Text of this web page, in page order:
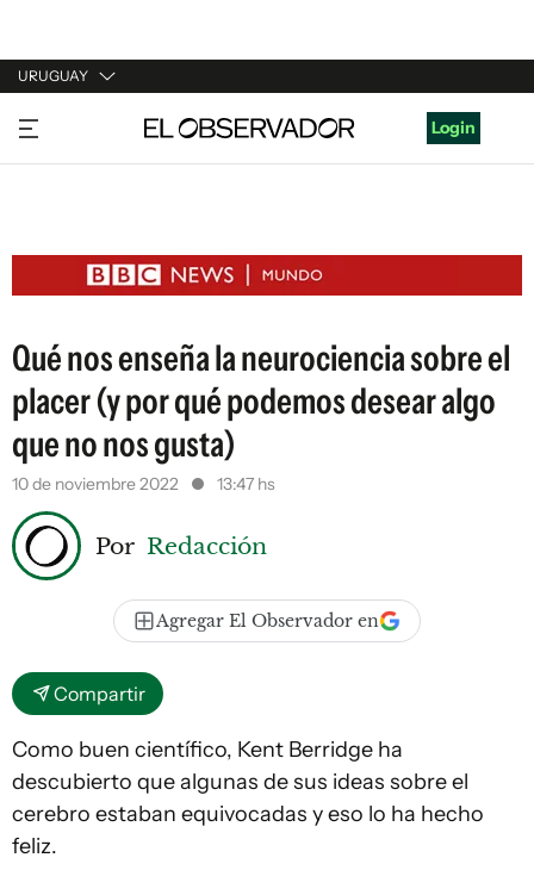
URUGUAY
URUGUAY
ARGENTINA
ESTADOS UNIDOS
Login
Qué nos enseña la neurociencia sobre el
placer (y por qué podemos desear algo
que no nos gusta)
10 de noviembre 2022 13:47 hs
Por Redacción
Agregar El Observador en
Compartir
Como buen científico, Kent Berridge ha
descubierto que algunas de sus ideas sobre el
cerebro estaban equivocadas y eso lo ha hecho
feliz.